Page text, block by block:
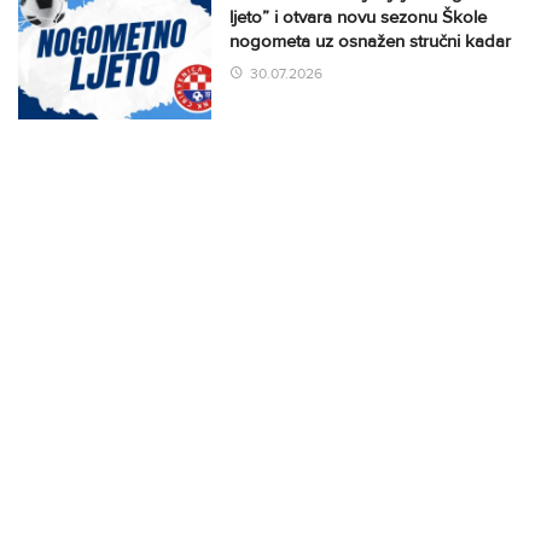
ljeto” i otvara novu sezonu Škole
nogometa uz osnažen stručni kadar
30.07.2026